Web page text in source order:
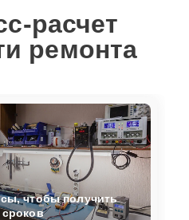
расчет
ремонта
чтобы получить
сроков